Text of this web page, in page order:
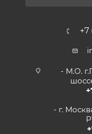
+7
- М.О.
- г.